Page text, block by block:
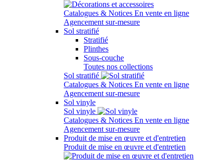
Catalogues & Notices En vente en ligne
Agencement sur-mesure
Sol stratifié
Stratifié
Plinthes
Sous-couche
Toutes nos collections
Sol stratifié
Catalogues & Notices En vente en ligne
Agencement sur-mesure
Sol vinyle
Sol vinyle
Catalogues & Notices En vente en ligne
Agencement sur-mesure
Produit de mise en œuvre et d'entretien
Produit de mise en œuvre et d'entretien